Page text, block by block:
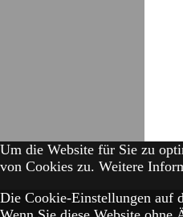
Um die Website für Sie zu
von Cookies zu. Weitere
Die Cookie-Einstellungen auf